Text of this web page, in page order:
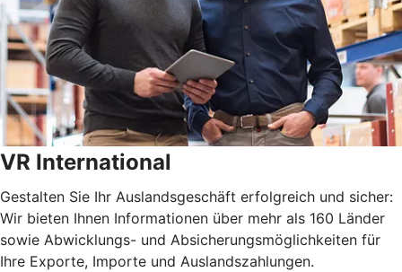
VR International
Gestalten Sie Ihr Auslandsgeschäft erfolgreich und sicher:
Wir bieten Ihnen Informationen über mehr als 160 Länder
sowie Abwicklungs- und Absicherungsmöglichkeiten für
Ihre Exporte, Importe und Auslandszahlungen.